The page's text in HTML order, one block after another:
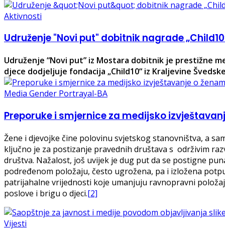
Aktivnosti
Udruženje "Novi put" dobitnik nagrade
Udruženje “Novi put” iz Mostara dobitnik je prestižne
djece dodjeljuje fondacija „Child10“ iz Kraljevine
Media Gender Portrayal-BA
Preporuke i smjernice za medijsko
Žene i djevojke čine polovinu svjetskog stanovništva, a
ključno je za postizanje pravednih društava s održivim
društva. Nažalost, još uvijek je dug put da se postigne
podređenom položaju, često ugrožena, pa i izložena
patrijahalne vrijednosti koje umanjuju ravnopravni
poslove i brigu o djeci.[2]
Vijesti